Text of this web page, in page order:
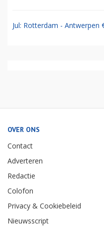
Jul: Rotterdam - Antwerpen
OVER ONS
Contact
Adverteren
Redactie
Colofon
Privacy & Cookiebeleid
Nieuwsscript